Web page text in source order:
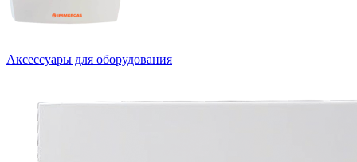
Аксессуары для оборудования